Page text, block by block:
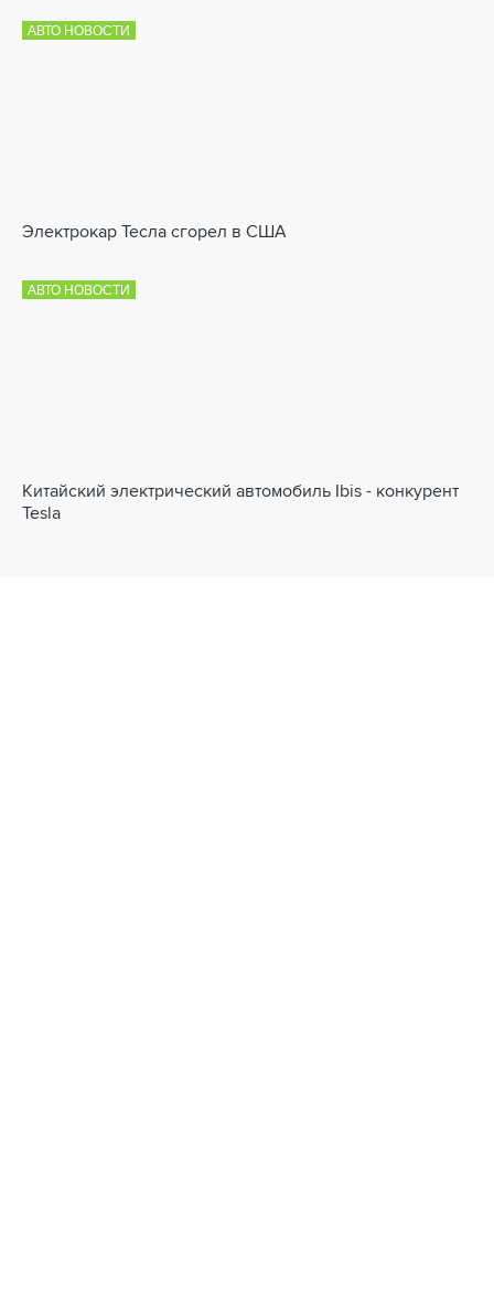
АВТО НОВОСТИ
Электрокар Тесла сгорел в США
АВТО НОВОСТИ
Китайский электрический автомобиль Ibis - конкурент
Tesla